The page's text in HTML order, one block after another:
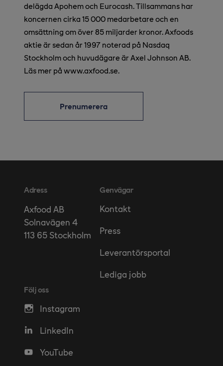
delägda Apohem och Eurocash. Tillsammans har
koncernen cirka 15 000 medarbetare och en
omsättning om över 85 miljarder kronor. Axfoods
aktie är sedan år 1997 noterad på Nasdaq
Stockholm och huvudägare är Axel Johnson AB.
Läs mer på www.axfood.se.
Prenumerera
Adress
Axfood AB
Solnavägen 4
113 65 Stockholm
Genvägar
Kontakt
Press
Leverantörsportal
Lediga jobb
Följ oss
Instagram
LinkedIn
YouTube